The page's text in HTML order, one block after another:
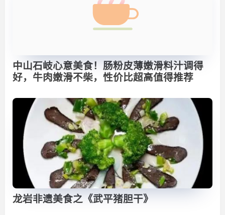
中山石岐心意美食！肠粉皮薄嫩滑料汁调得
好，牛肉嫩滑不柴，性价比超高值得推荐
龙岩非遗美食之《武平猪胆干》